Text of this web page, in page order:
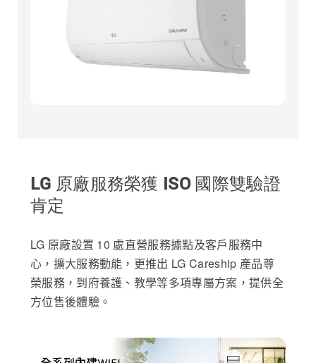
LG 原廠服務榮獲 ISO 國際雙驗證
肯定
LG 原廠設置 10 處直營服務據點及客戶服務中
心，擴大服務動能，更推出 LG Careship 產品尊
榮服務，到府養護、教學等多項專屬方案，提供全
方位售後體驗。